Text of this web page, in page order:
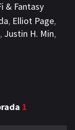
& Fantasy
, Elliot Page,
, Justin H. Min,
1